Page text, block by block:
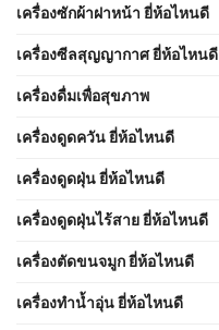
เครื่องซักผ้าฝาหน้า ยี่ห้อไหนดี
เครื่องซีลสุญญากาศ ยี่ห้อไหนดี
เครื่องดื่มเพื่อสุขภาพ
เครื่องดูดควัน ยี่ห้อไหนดี
เครื่องดูดฝุ่น ยี่ห้อไหนดี
เครื่องดูดฝุ่นไร้สาย ยี่ห้อไหนดี
เครื่องตัดขนจมูก ยี่ห้อไหนดี
เครื่องทำน้ำอุ่น ยี่ห้อไหนดี